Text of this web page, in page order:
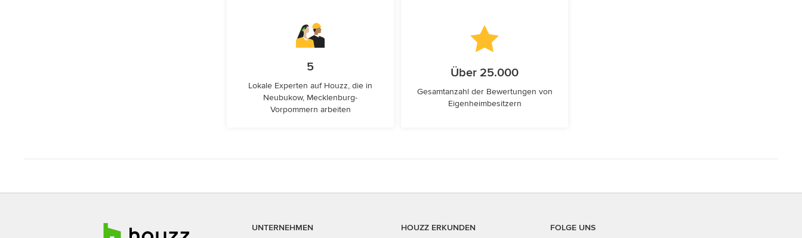
5
Lokale Experten auf Houzz, die in
Neubukow, Mecklenburg-
Vorpommern arbeiten
Über 25.000
Gesamtanzahl der Bewertungen von
Eigenheimbesitzern
UNTERNEHMEN HOUZZ ERKUNDEN FOLGE UNS